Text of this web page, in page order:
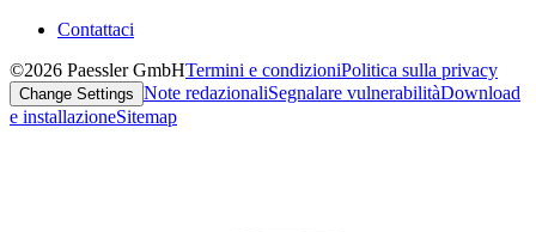
Contattaci
©2026 Paessler GmbHTermini e condizioniPolitica sulla privacy
Change Settings Note redazionaliSegnalare vulnerabilitàDownload
e installazioneSitemap